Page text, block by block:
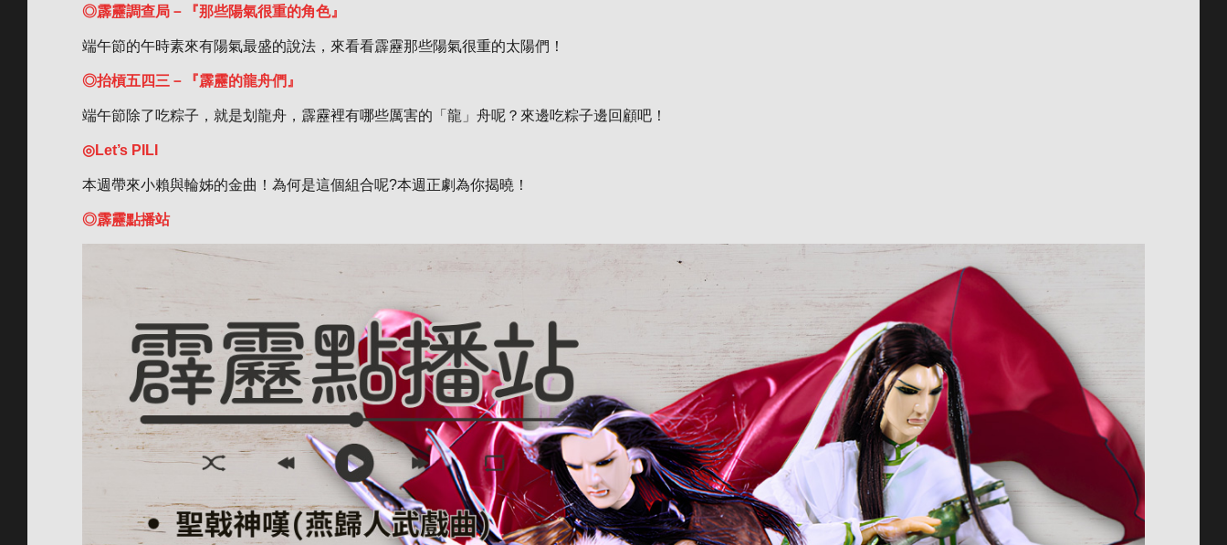
◎霹靂調查局－『那些陽氣很重的角色』
端午節的午時素來有陽氣最盛的說法，來看看霹靂那些陽氣很重的太陽們！
◎抬槓五四三－『霹靂的龍舟們』
端午節除了吃粽子，就是划龍舟，霹靂裡有哪些厲害的「龍」舟呢？來邊吃粽子邊回顧吧！
◎Let’s PILI
本週帶來小賴與輪姊的金曲！為何是這個組合呢?本週正劇為你揭曉！
◎霹靂點播站